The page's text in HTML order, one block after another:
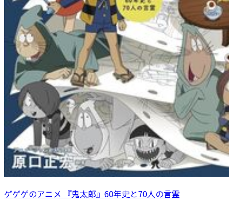
ゲゲゲのアニメ 『鬼太郎』60年史と70人の言霊